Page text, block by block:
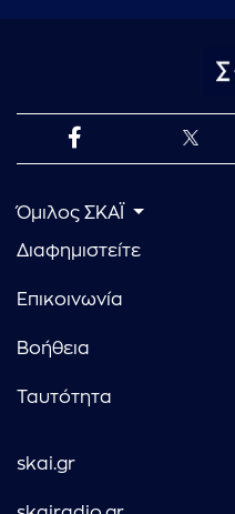
Όμιλος ΣΚΑΪ
Διαφημιστείτε
Επικοινωνία
Βοήθεια
Ταυτότητα
skai.gr